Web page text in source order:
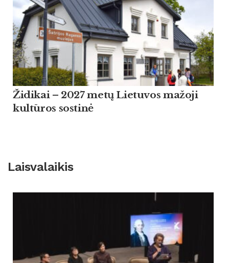
Židikai – 2027 metų Lietuvos mažoji
kultūros sostinė
Laisvalaikis